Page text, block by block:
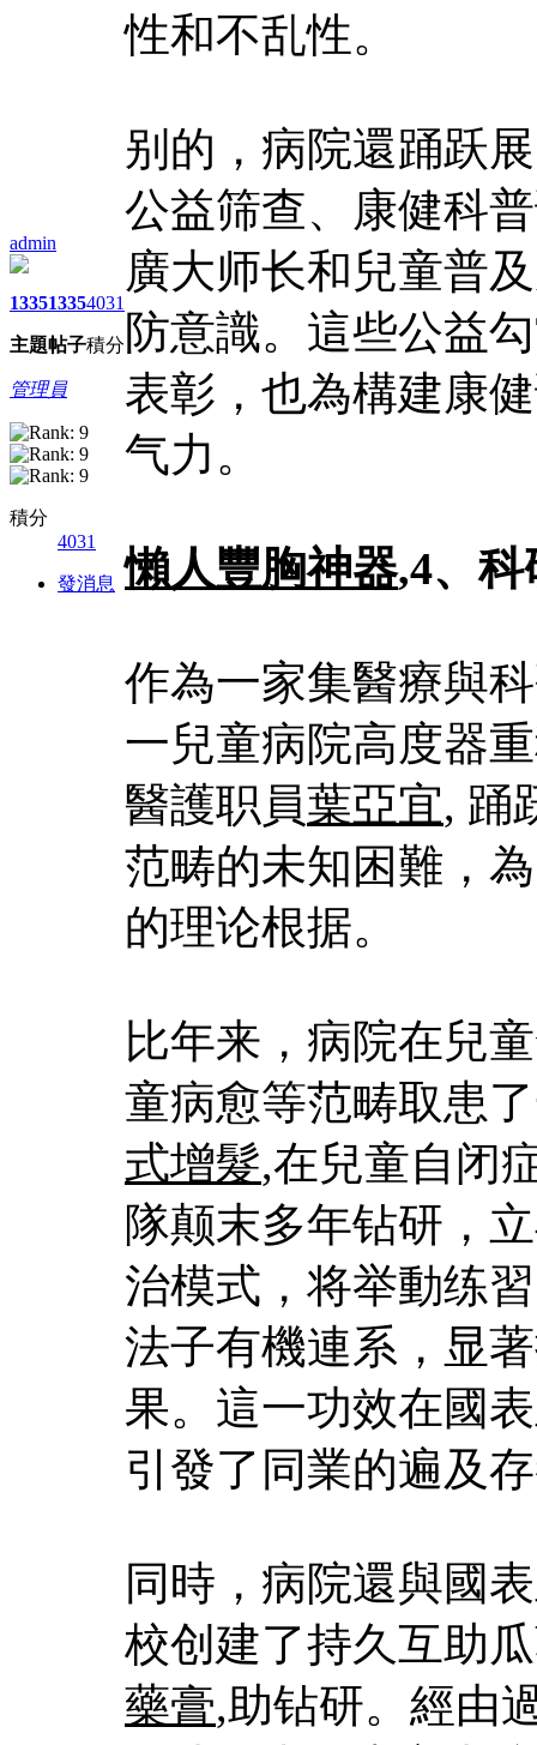
admin
1335
主題
1335
帖子
4031
積分
管理員
積分
4031
發消息
性和不乱性。
别的，病院還踊跃
公益筛查、康健科
廣大师长和兒童普
防意識。這些公益
表彰，也為構建康
气力。
懶人豐胸神器,4、
作為一家集醫療與
一兒童病院高度器
醫護职員葉亞宜, 踊
范畴的未知困難，
的理论根据。
比年来，病院在兒
童病愈等范畴取患
式增髮,在兒童自闭
隊颠末多年钻研，
治模式，将举動练
法子有機連系，显
果。這一功效在國
引發了同業的遍及
同時，病院還與國
校创建了持久互助
藥膏,助钻研。經由